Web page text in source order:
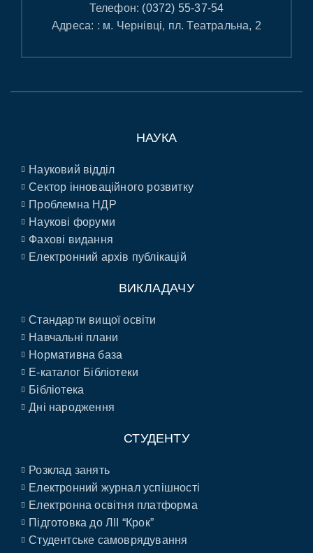
Телефон: (0372) 55-37-54
Адреса: : м. Чернівці, пл. Театральна, 2
НАУКА
Науковий відділ
Сектор інноваційного розвитку
Проблемна НДР
Наукові форуми
Фахові видання
Електронний архів публікацій
ВИКЛАДАЧУ
Стандарти вищої освіти
Навчальні плани
Нормативна база
E-каталог Бібліотеки
Бібліотека
Дні народження
СТУДЕНТУ
Розклад занять
Електронний журнал успішності
Електронна освітня платформа
Підготовка до ЛІІ “Крок”
Студентське самоврядування